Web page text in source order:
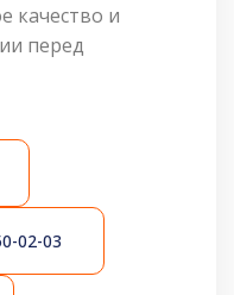
качество и
перед
02-03